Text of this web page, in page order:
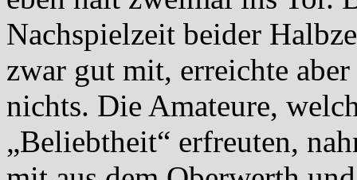
Nachspielzeit beider
zwar gut mit, erreichte
nichts. Die Amateure,
„Beliebtheit“ erfreuten,